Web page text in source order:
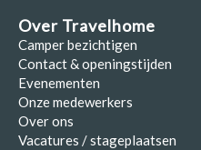
Over Travelhome
Camper bezichtigen
Contact & openingstijden
Evenementen
Onze medewerkers
Over ons
Vacatures / stageplaatsen